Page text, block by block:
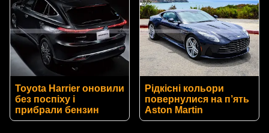
Toyota Harrier оновили
без поспіху і
прибрали бензин
Рідкісні кольори
повернулися на п’ять
Aston Martin